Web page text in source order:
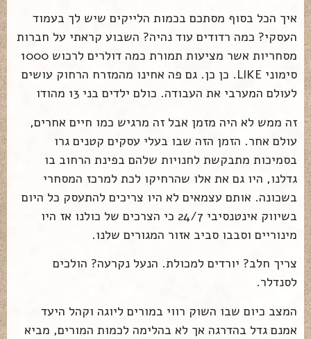
איך הכל בסוף מסתכם בכמות הלייקים שיש לך בעמוד
העסקי? כמה רדודים עוד נהיה? השבוע קראתי על חברות
מסחריות אשר מציעות תמורת כמה דולרים לרכוש 1000
סימוני LIKE. כן כן. גם פה אחינו מהמזרח הרחוק עושים
לעולם המערבי את העבודה. כולם ילדים בני 13 מהודו
זה ממש לא היה מזמן אבל זה מרגיש כמו חיים אחרים,
עולם אחר. הזמן הזה שבו בעלי עסקים קטנים גרו
בסמיכות מתבקשת לחנויות שלהם בפינת הרחוב בו
גדלנו, היו גם את אלו שהרחיקו לכת למרכז המסחרי
בשכונה. אותם עצמאים לא היו צריכים להתעסק כל היום
בשיווק אינטנסיבי 24/7 כי הצרכים של כולנו אז היו
מינוריים וסבבו סביב אזור המגורים שלנו.
צריך חלב? יורדים למכולת. הנעל נקרעה? הולכים
לסנדלר.
המצב כיום שבו השוק רווי במורים ליוגה וקהל היעד
אמנם גדל בהדרגה אך לא בהלימה לכמות המורים, מביא